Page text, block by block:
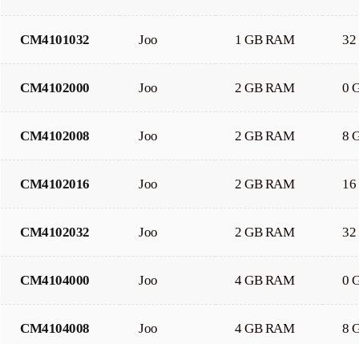
CM4101032 Joo 1 GB RAM 32
CM4102000 Joo 2 GB RAM 0
CM4102008 Joo 2 GB RAM 8
CM4102016 Joo 2 GB RAM
CM4102032 Joo 2 GB RAM 32
CM4104000 Joo 4 GB RAM 0
CM4104008 Joo 4 GB RAM 8